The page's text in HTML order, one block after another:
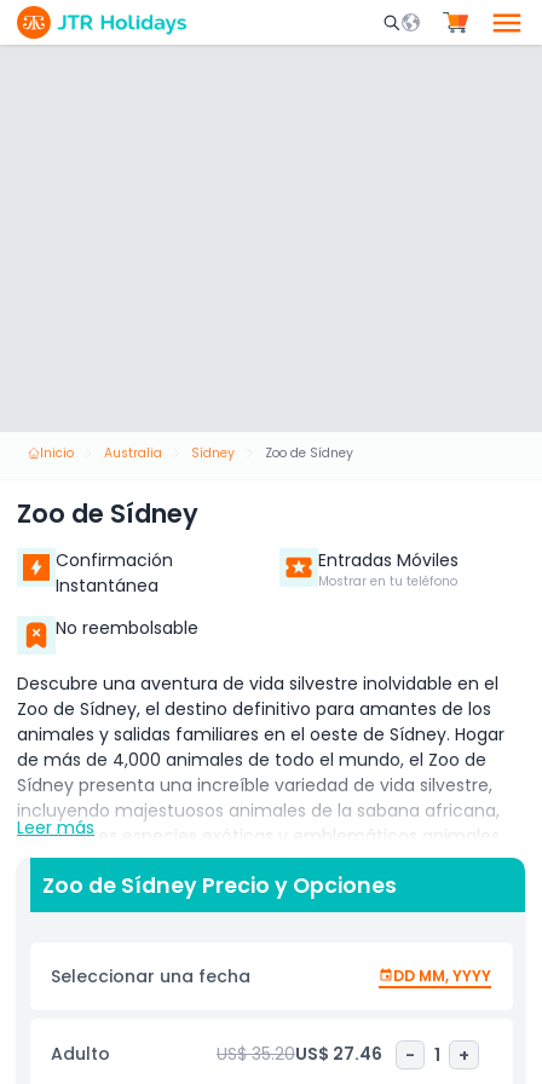
Mobile Search
Inicio Australia Sídney Zoo de Sídney
Zoo de Sídney
Confirmación
Instantánea
Entradas Móviles
Mostrar en tu teléfono
No reembolsable
Descubre una aventura de vida silvestre inolvidable en el
Zoo de Sídney, el destino definitivo para amantes de los
animales y salidas familiares en el oeste de Sídney. Hogar
de más de 4,000 animales de todo el mundo, el Zoo de
Sídney presenta una increíble variedad de vida silvestre,
incluyendo majestuosos animales de la sabana africana,
fascinantes especies exóticas y emblemáticos animales
nativos australianos. Los visitantes pueden explorar una
amplia gama de hábitats inmersivos diseñados para imitar
de cerca los entornos naturales de los animales, ofreciendo
como emocionante. Con charlas atractivas de cuidadores,
encuentros prácticos con animales y exhibiciones
para personas de todas las edades. Ubicado en el corazón
del oeste de Sídney, esta moderna instalación de clase
Leer más
Zoo de Sídney Precio y Opciones
Seleccionar una fecha DD MM, YYYY
Adulto US$ 35.20US$ 27.46 - 1 +